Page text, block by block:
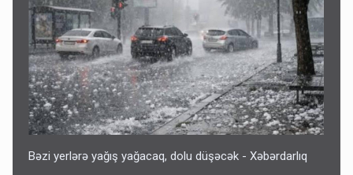
Bəzi yerlərə yağış yağacaq, dolu düşəcək - Xəbərdarlıq